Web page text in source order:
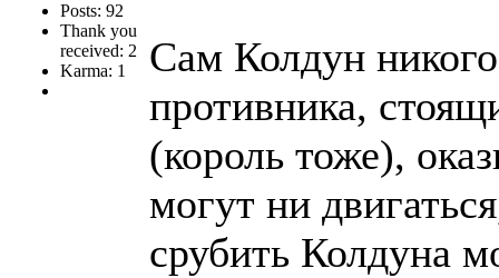
Posts: 92
Thank you
received: 2
Karma: 1
Сам Колдун
противника,
(король тоже),
могут ни
срубить Колдуна